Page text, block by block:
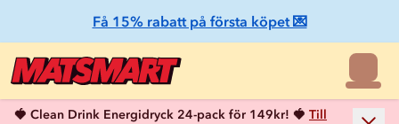
Få 15% rabatt på första köpet 💌
🍓 Clean Drink Energidryck 24-pack för 149kr! 🍓 Till